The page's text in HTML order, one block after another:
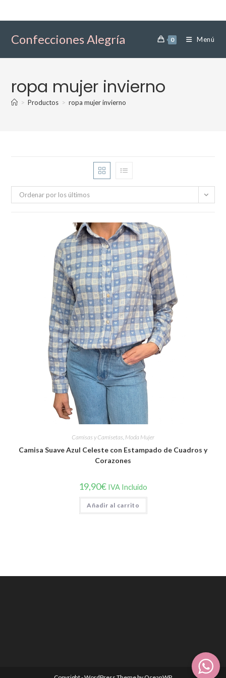
Confecciones Alegría 0 Menú
ropa mujer invierno
> Productos > ropa mujer invierno
Ordenar por los últimos
Camisas y Camisetas, Moda Mujer
Camisa Suave Azul Celeste con Estampado de Cuadros y
Corazones
19,90€ IVA Incluido
Añadir al carrito